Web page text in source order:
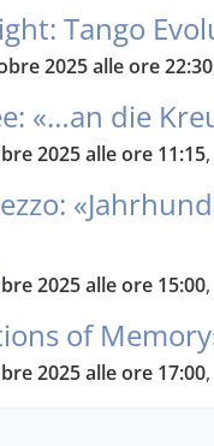
Tango
2025 alle ore 22:30
«…an die
2025 alle ore 11:15
2025 alle ore 15:00
of
2025 alle ore 17:00